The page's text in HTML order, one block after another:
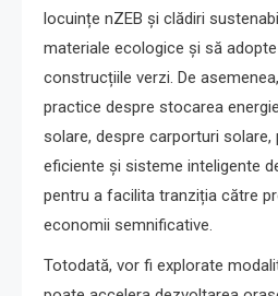
locuințe nZEB și clădiri
materiale ecologice și să
construcțiile verzi. De
practice despre stocarea
solare, despre carporturi solare,
eficiente și sisteme inteligente
pentru a facilita tranziția către
economii semnificative.
Totodată, vor fi explorate